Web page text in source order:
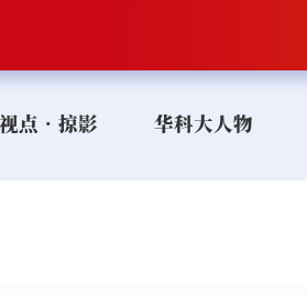
点•掠影 华科大人物